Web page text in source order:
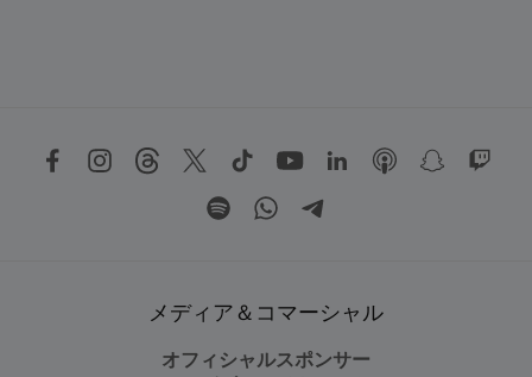
メディア＆コマーシャル
オフィシャルスポンサー